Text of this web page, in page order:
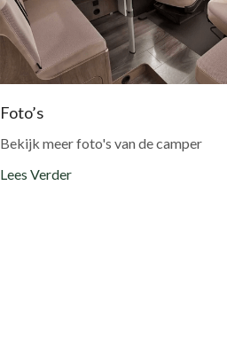
Foto’s
Bekijk meer foto's van de camper
Lees Verder